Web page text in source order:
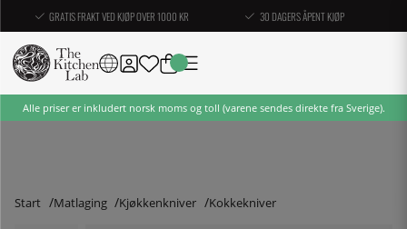
GRATIS FRAKT VED KJØP OVER 1000 KR 30 DAGERS ÅPENT KJØP
Alle priser er inkludert norsk moms og toll (varene sendes direkte fra Sverige).
Start Matlaging Kjøkkenkniver Kokkekniver